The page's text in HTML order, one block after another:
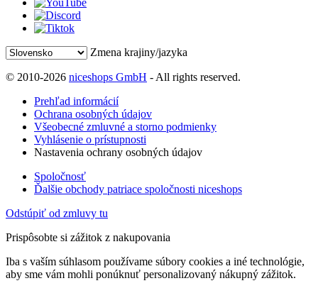
Zmena krajiny/jazyka
© 2010-2026 niceshops GmbH - All rights reserved.
Prehľad informácií
Ochrana osobných údajov
Všeobecné zmluvné a storno podmienky
Vyhlásenie o prístupnosti
Nastavenia ochrany osobných údajov
Spoločnosť
Ďalšie obchody patriace spoločnosti niceshops
Odstúpiť od zmluvy tu
Prispôsobte si zážitok z nakupovania
Iba s vaším súhlasom používame súbory cookies a iné technológie,
aby sme vám mohli ponúknuť personalizovaný nákupný zážitok.